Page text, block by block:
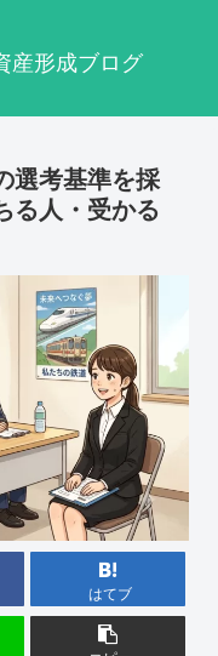
産形成ブログ
選考基準を採
る人・受かる
はてブ